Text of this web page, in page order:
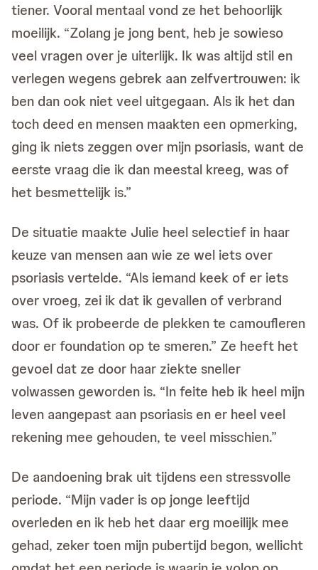
tiener. Vooral mentaal vond ze het behoorlijk
moeilijk. “Zolang je jong bent, heb je sowieso
veel vragen over je uiterlijk. Ik was altijd stil en
verlegen wegens gebrek aan zelfvertrouwen: ik
ben dan ook niet veel uitgegaan. Als ik het dan
toch deed en mensen maakten een opmerking,
ging ik niets zeggen over mijn psoriasis, want de
eerste vraag die ik dan meestal kreeg, was of
het besmettelijk is.”
De situatie maakte Julie heel selectief in haar
keuze van mensen aan wie ze wel iets over
psoriasis vertelde. “Als iemand keek of er iets
over vroeg, zei ik dat ik gevallen of verbrand
was. Of ik probeerde de plekken te camoufleren
door er foundation op te smeren.” Ze heeft het
gevoel dat ze door haar ziekte sneller
volwassen geworden is. “In feite heb ik heel mijn
leven aangepast aan psoriasis en er heel veel
rekening mee gehouden, te veel misschien.”
De aandoening brak uit tijdens een stressvolle
periode. “Mijn vader is op jonge leeftijd
overleden en ik heb het daar erg moeilijk mee
gehad, zeker toen mijn pubertijd begon, wellicht